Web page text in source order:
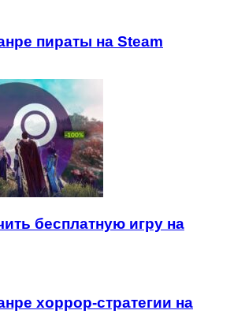
пираты на Steam
бесплатную игру на
хоррор-стратегии на